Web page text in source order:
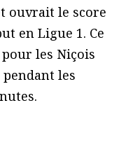
ouvrait le score
en Ligue 1. Ce
les Niçois
les